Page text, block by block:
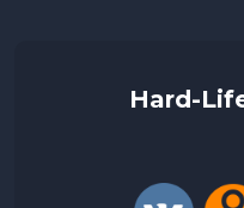
Hard-